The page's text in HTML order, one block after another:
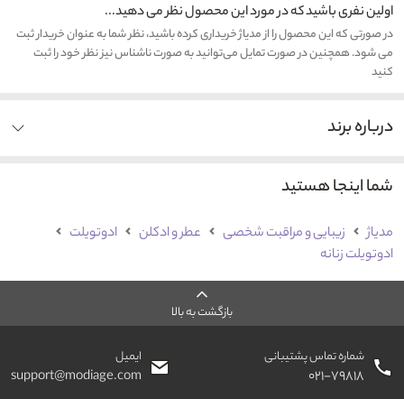
اولین نفری باشید که در مورد این محصول نظر می دهید...
در صورتی که این محصول را از مدیاژ خریداری کرده باشید، نظر شما به عنوان خریدار ثبت
می شود. همچنین در صورت تمایل می‌توانید به صورت ناشناس نیز نظر خود را ثبت
کنید
درباره برند
شما اینجا هستید
مدیاژ زیبایی و مراقبت شخصی عطر و ادکلن
ادوتویلت
ادوتویلت زنانه
بازگشت به بالا
شماره تماس پشتیبانی
۰۲۱-۷۹۸۱۸
ایمیل
support@modiage.com